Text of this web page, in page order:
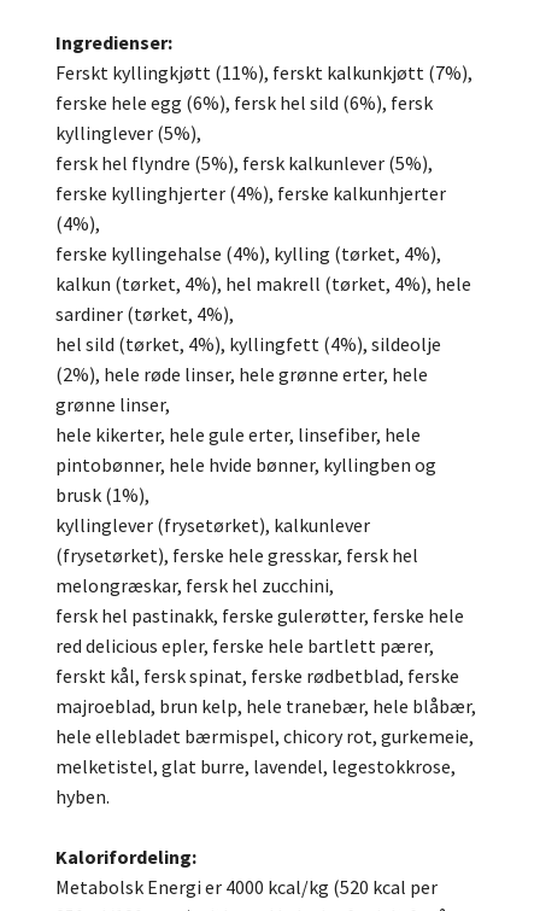
Ingredienser:
Ferskt kyllingkjøtt (11%), ferskt kalkunkjøtt (7%),
ferske hele egg (6%), fersk hel sild (6%), fersk
kyllinglever (5%),
fersk hel flyndre (5%), fersk kalkunlever (5%),
ferske kyllinghjerter (4%), ferske kalkunhjerter
(4%),
ferske kyllingehalse (4%), kylling (tørket, 4%),
kalkun (tørket, 4%), hel makrell (tørket, 4%), hele
sardiner (tørket, 4%),
hel sild (tørket, 4%), kyllingfett (4%), sildeolje
(2%), hele røde linser, hele grønne erter, hele
grønne linser,
hele kikerter, hele gule erter, linsefiber, hele
pintobønner, hele hvide bønner, kyllingben og
brusk (1%),
kyllinglever (frysetørket), kalkunlever
(frysetørket), ferske hele gresskar, fersk hel
melongræskar, fersk hel zucchini,
fersk hel pastinakk, ferske gulerøtter, ferske hele
red delicious epler, ferske hele bartlett pærer,
ferskt kål, fersk spinat, ferske rødbetblad, ferske
majroeblad, brun kelp, hele tranebær, hele blåbær,
hele ellebladet bærmispel, chicory rot, gurkemeie,
melketistel, glat burre, lavendel, legestokkrose,
hyben.
Kalorifordeling:
Metabolsk Energi er 4000 kcal/kg (520 kcal per